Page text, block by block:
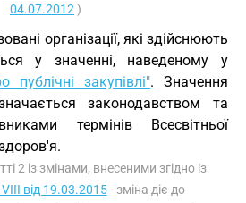
04.07.2012 )
організації, які здійснюють
у значенні, наведеному у
публічні закупівлі". Значення
законодавством та
термінів Всесвітньої
2 із змінами, внесеними згідно із
від 19.03.2015- зміна діє до